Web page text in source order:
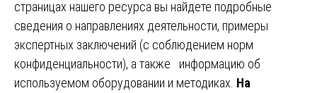
страницах нашего ресурса вы найдете подробные
сведения о направлениях деятельности, примеры
экспертных заключений (с соблюдением норм
конфиденциальности), а также информацию об
используемом оборудовании и методиках. На